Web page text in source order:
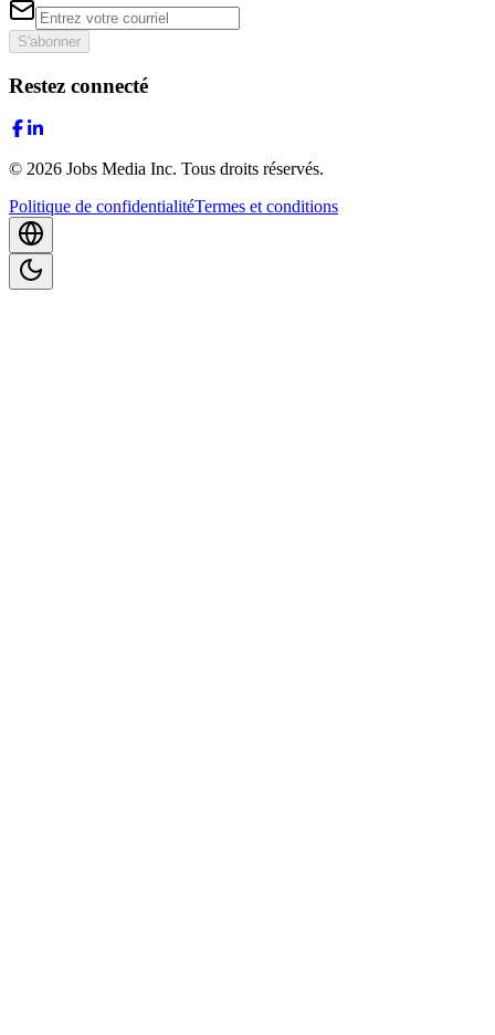
S'abonner
Restez connecté
© 2026 Jobs Media Inc. Tous droits réservés.
Politique de confidentialitéTermes et conditions